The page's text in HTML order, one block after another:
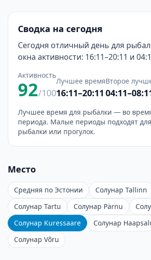
Сводка на сегодня
Сегодня отличный день для
окна активности: 16:11–20:11 и
Активность
92/100
Лучшее время
16:11–20:11
Второе
Лучшее время для рыбалки — во
периода. Малые периоды подходят
рыбалки или прогулок.
Место
Средняя по Эстонии
Солунар Tallinn
Солунар Tartu
Солунар Pärnu
Солунар Kuressaare
Солунар
Солунар Võru